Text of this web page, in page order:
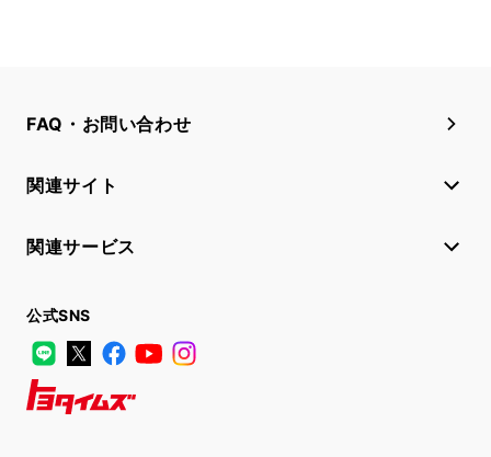
FAQ・お問い合わせ
関連サイト
関連サービス
公式SNS
LINE
X FacebookYouTube